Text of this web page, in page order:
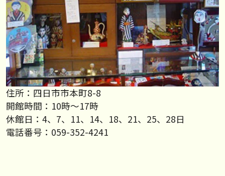
住所：四日市市本町8-8
開館時間：10時～17時
休館日：4、7、11、14、18、21、25、28日
電話番号：059-352-4241